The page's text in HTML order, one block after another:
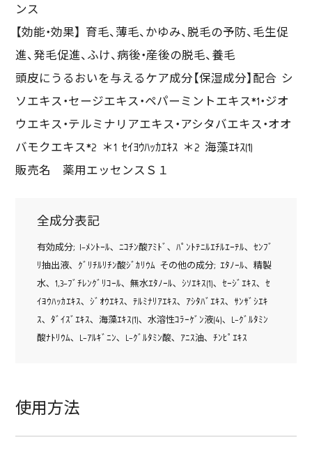
ンス
【効能・効果】 育毛、薄毛、かゆみ、脱毛の予防、毛生促
進、発毛促進、ふけ、病後・産後の脱毛、養毛
頭皮にうるおいを与えるケア成分【保湿成分】配合 シ
ソエキス・セージエキス・ペパーミントエキス*1・ジオ
ウエキス・テルミナリアエキス・アシタバエキス・オオ
バモクエキス*2 ＊1 ｾｲﾖｳﾊｯｶｴｷｽ ＊2 海藻ｴｷｽ(1)
販売名 薬用エッセンスＳ１
全成分表記
有効成分; l-ﾒﾝﾄｰﾙ､ ﾆｺﾁﾝ酸ｱﾐﾄﾞ､ ﾊﾟﾝﾄﾃﾆﾙｴﾁﾙｴｰﾃﾙ､ ｾﾝﾌﾞ
ﾘ抽出液､ ｸﾞﾘﾁﾙﾘﾁﾝ酸ｼﾞｶﾘｳﾑ その他の成分; ｴﾀﾉｰﾙ､ 精製
水､ 1,3-ﾌﾞﾁﾚﾝｸﾞﾘｺｰﾙ､ 無水ｴﾀﾉｰﾙ､ ｼｿｴｷｽ(1)､ ｾｰｼﾞｴｷｽ､ ｾ
ｲﾖｳﾊｯｶｴｷｽ､ ｼﾞｵｳｴｷｽ､ ﾃﾙﾐﾅﾘｱｴｷｽ､ ｱｼﾀﾊﾞｴｷｽ､ ｻﾝｻﾞｼｴｷ
ｽ､ ﾀﾞｲｽﾞｴｷｽ､ 海藻ｴｷｽ(1)､ 水溶性ｺﾗｰｹﾞﾝ液(4)､ L-ｸﾞﾙﾀﾐﾝ
酸ﾅﾄﾘｳﾑ､ L-ｱﾙｷﾞﾆﾝ､ L-ｸﾞﾙﾀﾐﾝ酸､ ｱﾆｽ油､ ﾁﾝﾋﾟｴｷｽ
使用方法